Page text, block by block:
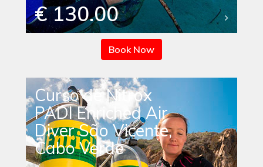
€ 130.00
Book Now
Curso de Nitrox
PADI Enriched Air
Diver São Vicente,
Cabo Verde